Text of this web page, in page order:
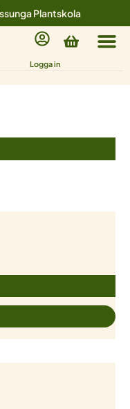
Plantskola
Logga in
Varukorg